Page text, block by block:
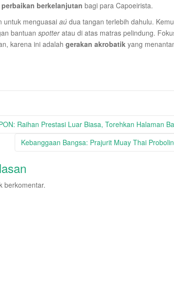
perbaikan berkelanjutan bagi para Capoeirista.
untuk menguasai aú dua tangan terlebih dahulu.
bantuan spotteratau di atas matras pelindung.
karena ini adalah gerakan akrobatik yang
Raihan Prestasi Luar Biasa, Torehkan Halaman
Kebanggaan Bangsa: Prajurit Muay Thai
berkomentar.